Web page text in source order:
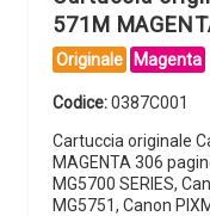
571M
Originale Magenta
Codice:0387C001
Cartuccia originale
MAGENTA 306
MG5700 SERIES,
MG5751, Canon